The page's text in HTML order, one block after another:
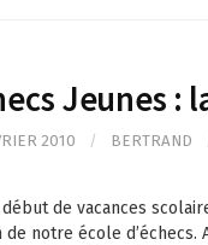
Jeunes :
2010 / BERTRAND
début de vacances
de notre école